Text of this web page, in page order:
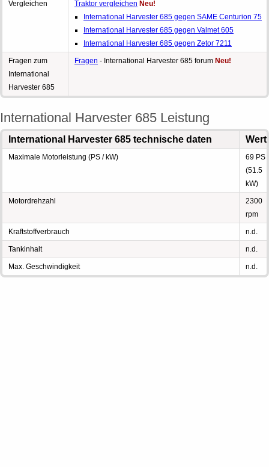
Vergleichen Traktor vergleichen Neu!
International Harvester 685 gegen SAME Centurion 75
International Harvester 685 gegen Valmet 605
International Harvester 685 gegen Zetor 7211
Fragen zum
International
Harvester 685
Fragen - International Harvester 685 forum Neu!
International Harvester 685 Leistung
International Harvester 685 technische daten Wert
Maximale Motorleistung (PS / kW)
69 PS
(51.5
kW)
Motordrehzahl
2300
rpm
Kraftstoffverbrauch n.d.
Tankinhalt n.d.
Max. Geschwindigkeit n.d.